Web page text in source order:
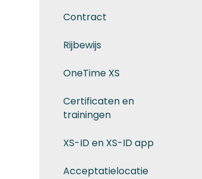
Contract
Rijbewijs
OneTime XS
Certificaten en
trainingen
XS-ID en XS-ID app
Acceptatielocatie